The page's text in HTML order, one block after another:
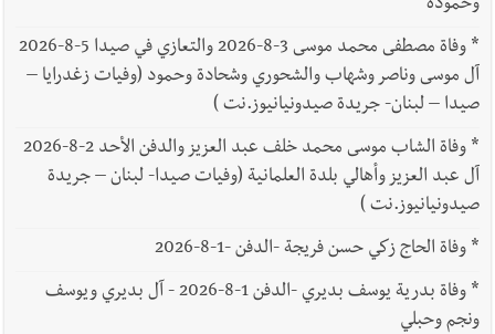
وحمودة
*
وفاة مصطفى محمد موسى 3-8-2026 والتعازي في صيدا 5-8-2026
آل موسى وناصر وشهاب والشحوري وشحادة وحمود (وفيات زغدرايا –
صيدا – لبنان- جريدة صيدونيانيوز.نت )
*
وفاة الشاب موسى محمد خلف عبد العزيز والدفن الأحد 2-8-2026
آل عبد العزيز وأهالي بلدة العلمانية (وفيات صيدا- لبنان – جريدة
صيدونيانيوز.نت )
*وفاة الحاج زكي حسن فريجة -الدفن -1-8-2026
*
وفاة بدرية يوسف بديري -الدفن 1-8-2026 - آل بديري ويوسف
ونجم وحبلي